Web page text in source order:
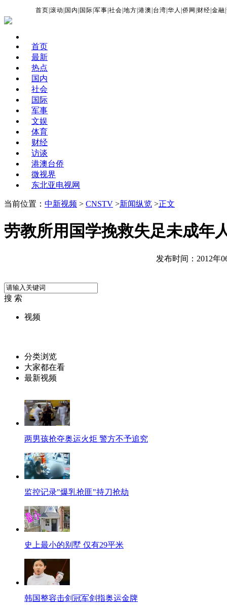
首页 |滚动 国内 国际 |军事 |社会 |地方 |港澳 台湾 |华人 |侨网 财经 |金融 |
首页
最新
热点
国内
社会
国际
军事
文娱
体育
财经
访谈
港澳台侨
微视界
东北亚电视网
当前位置： 中新视频 > CNSTV >新闻纵览 >正文
劳教所用国学挽救失足未成年
发布时间：2012年
搜 索
视频
分类浏览
大家都在看
最新视频
两男孩抢夺奥运火炬 警方不予追究
监控记录"爆乳抢匪"持刀抢劫
史上最小的别墅 仅有29平米
韩国整容击剑冠军剑指奥运金牌